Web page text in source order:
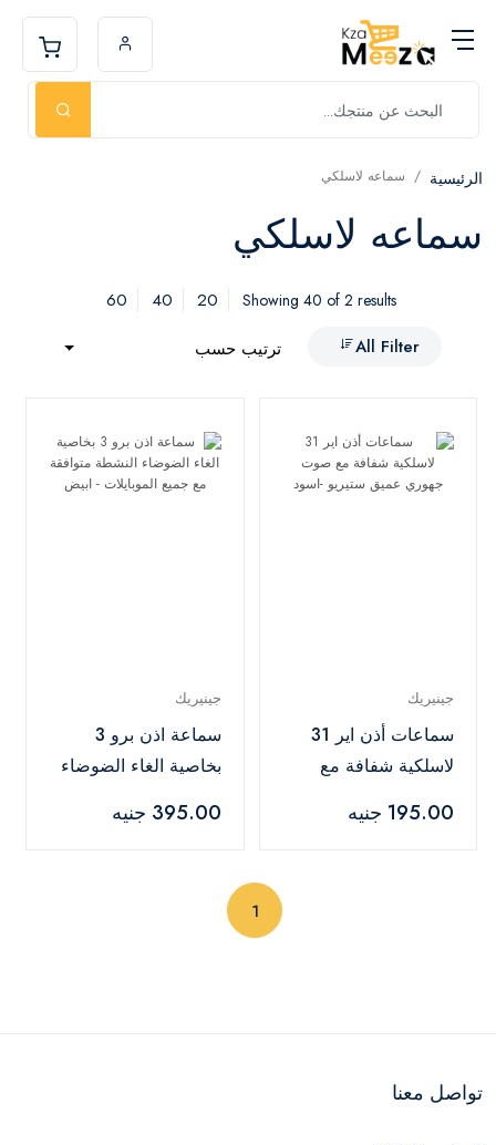
الرئيسية سماعه لاسلكي
سماعه لاسلكي
Showing 40 of 2 results
20
40
60
All Filter
ترتيب حسب
جينيريك
سماعات أذن اير 31
لاسلكية شفافة مع
ستيريو -اسود
195.00 جنيه
جينيريك
سماعة اذن برو 3
بخاصية الغاء الضوضاء
جميع الموبايلات - ابيض
395.00 جنيه
1
تواصل معنا